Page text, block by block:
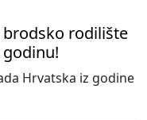
rodilište
Hrvatska iz godine